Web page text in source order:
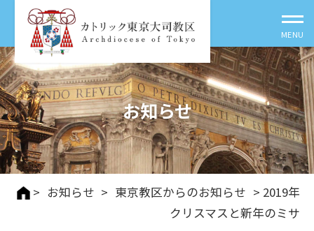
お知らせ
> お知らせ > 東京教区からのお知らせ > 2019年
クリスマスと新年のミサ